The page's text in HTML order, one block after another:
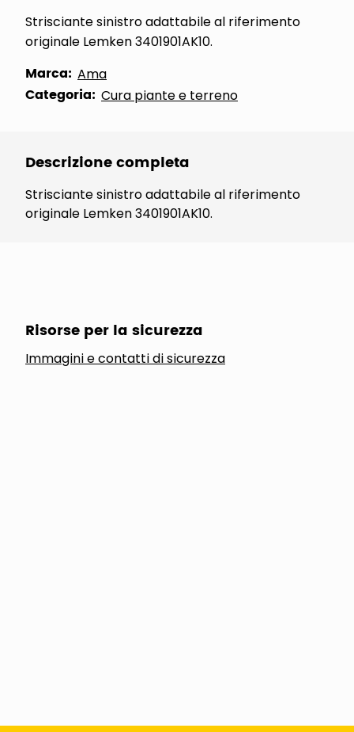
Strisciante sinistro adattabile al riferimento
originale Lemken 3401901AK10.
Marca: Ama
Categoria: Cura piante e terreno
Descrizione completa
Strisciante sinistro adattabile al riferimento
originale Lemken 3401901AK10.
Risorse per la sicurezza
Immagini e contatti di sicurezza